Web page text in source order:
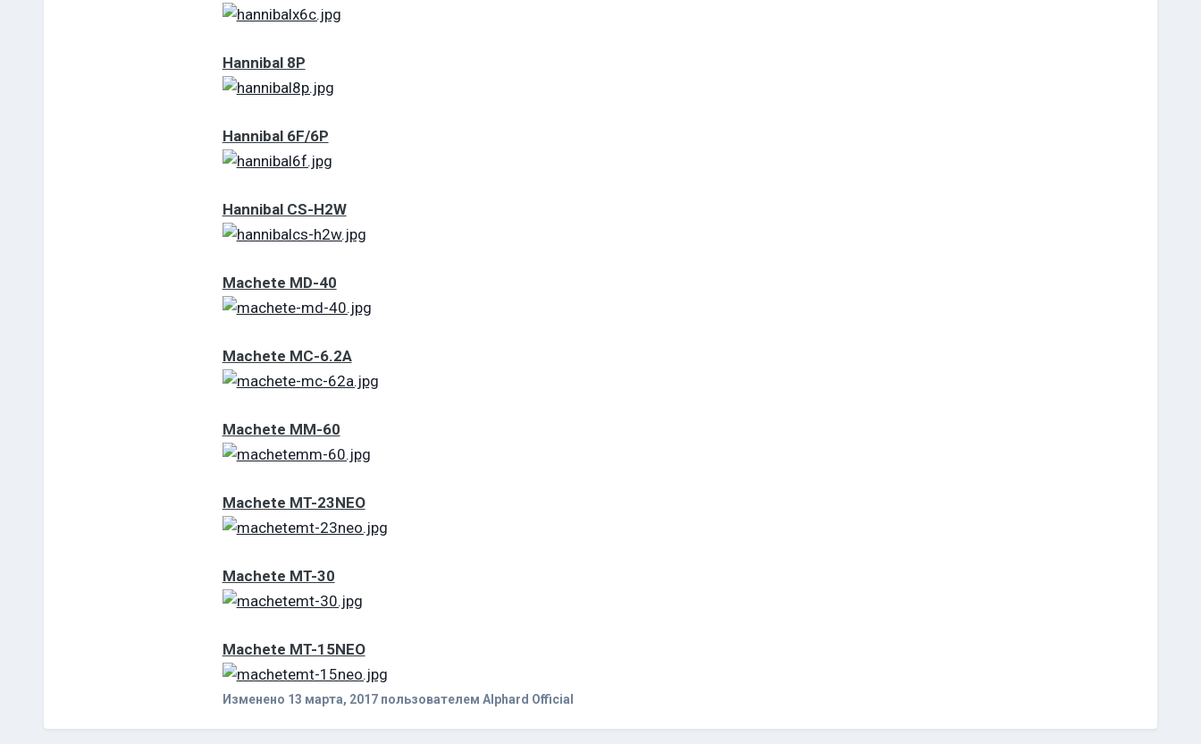
Hannibal 8P
Hannibal 6F/6P
Hannibal CS-H2W
Machete MD-40
Machete MC-6.2A
Machete MM-60
Machete MT-23NEO
Machete MT-30
Machete MT-15NEO
Изменено 13 марта, 2017пользователем Alphard Official